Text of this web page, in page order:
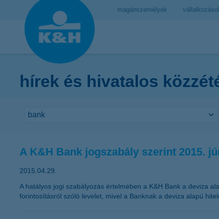
magánszemélyek
hírek és hivatalos
A K&H Bank jogszabály szerint 2015.
2015.04.29.
A hatályos jogi szabályozás értelmében a K&H Bank a deviza
forintosításról szóló levelet, mivel a Banknak a deviza alapú